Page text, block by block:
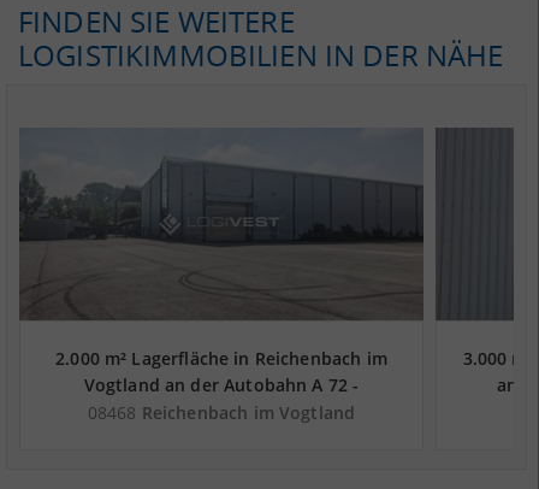
FINDEN SIE WEITERE
LOGISTIKIMMOBILIEN IN DER NÄHE
2.000 m² Lagerfläche in Reichenbach im
Vogtland an der Autobahn A 72 -
Landkreis Vogtlandkreis
08468 Reichenbach im Vogtland
3.000
an